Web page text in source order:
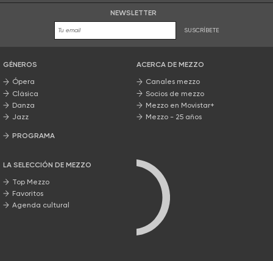
NEWSLETTER
SUSCRÍBETE
GÉNEROS
Ópera
Clásica
Danza
Jazz
PROGRAMA
LA SELECCIÓN DE MEZZO
Top Mezzo
Favoritos
Agenda cultural
ACERCA DE MEZZO
Canales mezzo
Socios de mezzo
Mezzo en Movistar+
Mezzo - 25 años